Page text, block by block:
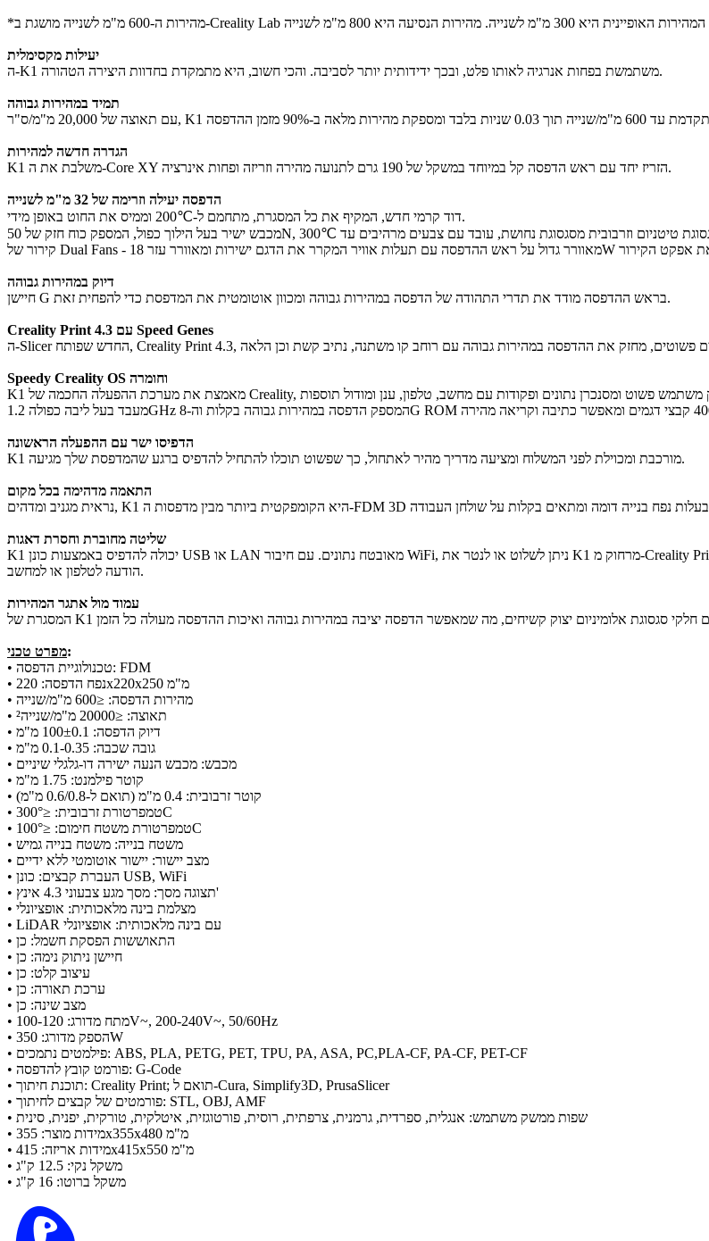
יעילות מקסימלית
ה-K1 משתמשת בפחות אנרגיה לאותו פלט, ובכך ידידותית יותר לסביבה. והכי חשוב, היא מתמקדת בחדוות היצירה הטהורה.
תמיד במהירות גבוהה
הגדרה חדשה למהירות
K1 משלבת את ה-Core XY הזריז יחד עם ראש הדפסה קל במיוחד במשקל של 190 גרם לתנועה מהירה וזריזה ופחות אינרציה.
הדפסה יעילה וזרימה של 32 מ"מ לשנייה
דוד קרמי חדש, המקיף את כל המסגרת, מתחמם ל-℃200 וממיס את החוט באופן מידי.
דיוק במהירות גבוהה
חיישן G בראש ההדפסה מודד את תדרי התהודה של הדפסה במהירות גבוהה ומכוון אוטומטית את המדפסת כדי להפחית זאת.
Creality Print 4.3 עם Speed Genes
Speedy Creality OS וחומרה
הדפיסו ישר עם ההפעלה הראשונה
K1 מורכבת ומכוילת לפני המשלוח ומציעה מדריך מהיר לאתחול, כך שפשוט תוכלו להתחיל להדפיס ברגע שהמדפסת שלך מגיעה.
התאמה מדהימה בכל מקום
נראית מגניב ומדהים, K1 היא הקומפקטית ביותר מבין מדפסות ה-FDM 3D בעלות נפח בנייה דומה ומתאים בקלות על שולחן העבודה
שליטה מחוברת וחסרת דאגות
K1 יכולה להדפיס באמצעות כונן USB או LAN מאובטח נתונים. עם חיבור WiFi, ניתן לשלוט או לנטר את K1 מרחוק מ-Creality Print או Creality Cloud APP/WEB.לאחר השלמת ההדפסה או חריגה / שגיאה, תישלח
הודעה לטלפון או למחשב.
עמוד מול אתגר המהירות
מפרט טכני:
• טכנולוגיית הדפסה: FDM
• נפח הדפסה: 220x220x250 מ"מ
• מהירות הדפסה: ≤600 מ"מ/שנייה
• תאוצה: ≤20000 מ"מ/שנייה²
• דיוק הדפסה: 100±0.1 מ"מ
• גובה שכבה: 0.1-0.35 מ"מ
• מכבש: מכבש הנעה ישירה דו-גלגלי שיניים
• קוטר פילמנט: 1.75 מ"מ
• קוטר זרבובית: 0.4 מ"מ (תואם ל-0.6/0.8 מ"מ)
• טמפרטורת זרבובית: ≤300°C
• טמפרטורת משטח חימום: ≤100°C
• משטח בנייה: משטח בנייה גמיש
• מצב יישור: יישור אוטומטי ללא ידיים
• העברת קבצים: כונן USB, WiFi
• תצוגה מסך: מסך מגע צבעוני 4.3 אינץ'
• מצלמת בינה מלאכותית: אופציונלי
• LiDAR עם בינה מלאכותית: אופציונלי
• התאוששות הפסקת חשמל: כן
• חיישן ניתוק נימה: כן
• עיצוב קלט: כן
• ערכת תאורה: כן
• מצב שינה: כן
• מתח מדורג: 100-120V~, 200-240V~, 50/60Hz
• הספק מדורג: 350W
• פילמטים נתמכים: ABS, PLA, PETG, PET, TPU, PA, ASA, PC,PLA-CF, PA-CF, PET-CF
• פורמט קובץ להדפסה: G-Code
• תוכנת חיתוך: Creality Print; תואם ל-Cura, Simplify3D, PrusaSlicer
• פורמטים של קבצים לחיתוך: STL, OBJ, AMF
• שפות ממשק משתמש: אנגלית, ספרדית, גרמנית, צרפתית, רוסית, פורטוגזית, איטלקית, טורקית, יפנית, סינית
• מידות מוצר: 355x355x480 מ"מ
• מידות אריזה: 415x415x550 מ"מ
• משקל נקי: 12.5 ק"ג
• משקל ברוטו: 16 ק"ג